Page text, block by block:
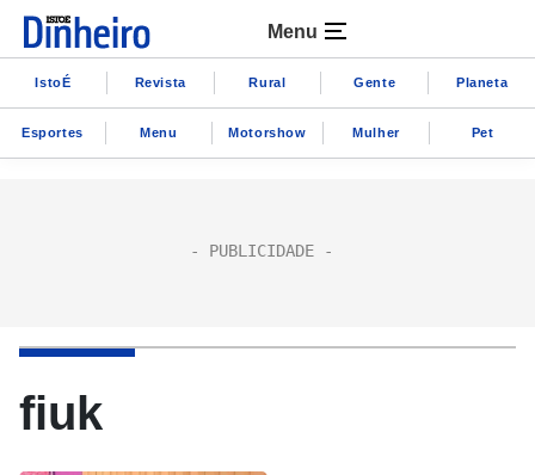
Menu
IstoÉ Revista Rural Gente Planeta
Esportes Menu Motorshow Mulher Pet
fiuk